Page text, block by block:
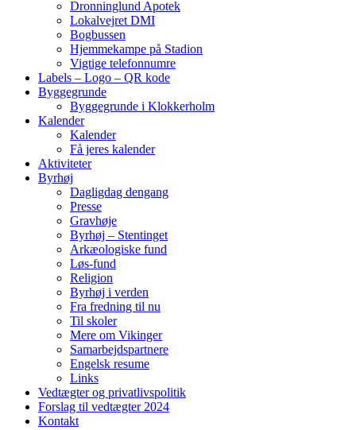
Dronninglund Apotek
Lokalvejret DMI
Bogbussen
Hjemmekampe på Stadion
Vigtige telefonnumre
Labels – Logo – QR kode
Byggegrunde
Byggegrunde i Klokkerholm
Kalender
Kalender
Få jeres kalender
Aktiviteter
Byrhøj
Dagligdag dengang
Presse
Gravhøje
Byrhøj – Stentinget
Arkæologiske fund
Løs-fund
Religion
Byrhøj i verden
Fra fredning til nu
Til skoler
Mere om Vikinger
Samarbejdspartnere
Engelsk resume
Links
Vedtægter og privatlivspolitik
Forslag til vedtægter 2024
Kontakt